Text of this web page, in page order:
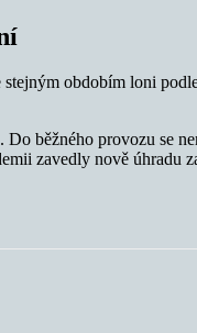
obdobím loni
běžného provozu se
zavedly nově úhradu